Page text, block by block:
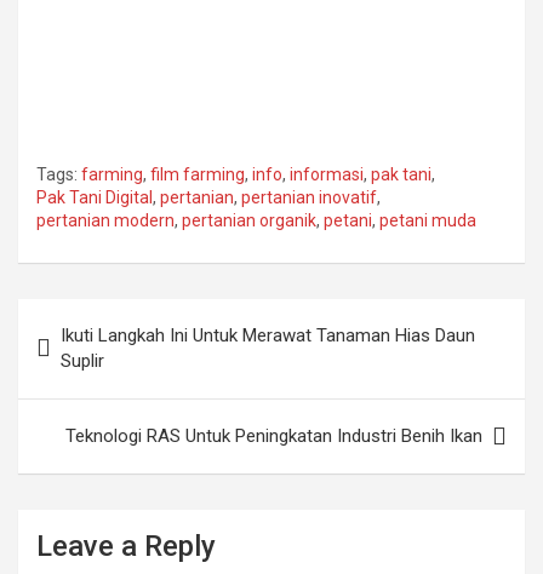
Tags: farming, film farming, info, informasi, pak tani,
Pak Tani Digital, pertanian, pertanian inovatif,
pertanian modern, pertanian organik, petani, petani muda
navigation
Ikuti Langkah Ini Untuk Merawat Tanaman Hias Daun
Suplir
Teknologi RAS Untuk Peningkatan Industri Benih Ikan
Leave a Reply